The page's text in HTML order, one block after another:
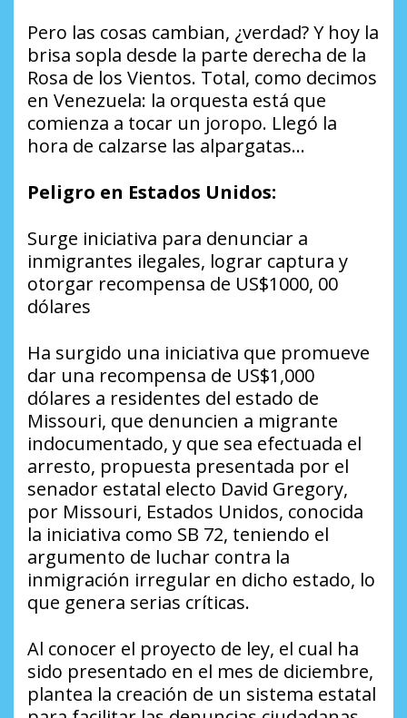
Pero las cosas cambian, ¿verdad? Y hoy la
brisa sopla desde la parte derecha de la
Rosa de los Vientos. Total, como decimos
en Venezuela: la orquesta está que
comienza a tocar un joropo. Llegó la
hora de calzarse las alpargatas…
Peligro en Estados Unidos:
Surge iniciativa para denunciar a
inmigrantes ilegales, lograr captura y
otorgar recompensa de US$1000, 00
dólares
Ha surgido una iniciativa que promueve
dar una recompensa de US$1,000
dólares a residentes del estado de
Missouri, que denuncien a migrante
indocumentado, y que sea efectuada el
arresto, propuesta presentada por el
senador estatal electo David Gregory,
por Missouri, Estados Unidos, conocida
la iniciativa como SB 72, teniendo el
argumento de luchar contra la
inmigración irregular en dicho estado, lo
que genera serias críticas.
Al conocer el proyecto de ley, el cual ha
sido presentado en el mes de diciembre,
plantea la creación de un sistema estatal